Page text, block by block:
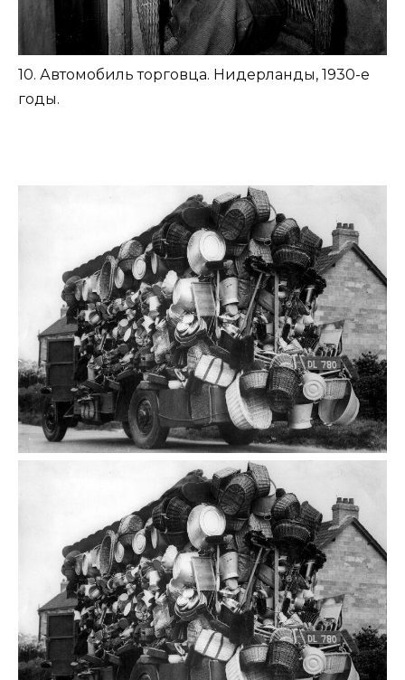
10. Автомобиль торговца. Нидерланды, 1930-е
годы.